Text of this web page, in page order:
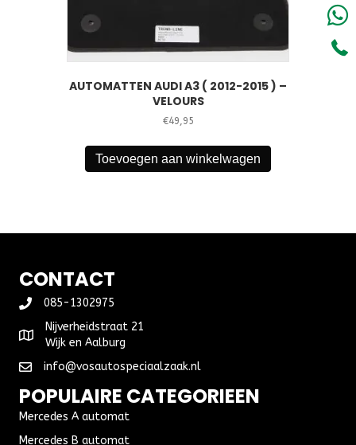
AUTOMATTEN AUDI A3 ( 2012-2015 ) –
VELOURS
€49,95
Toevoegen aan winkelwagen
CONTACT
085-1302975
Nijverheidstraat 21
Wijk en Aalburg
info@vosautospeciaalzaak.nl
POPULAIRE CATEGORIEEN
Mercedes A automat
Mercedes B automat